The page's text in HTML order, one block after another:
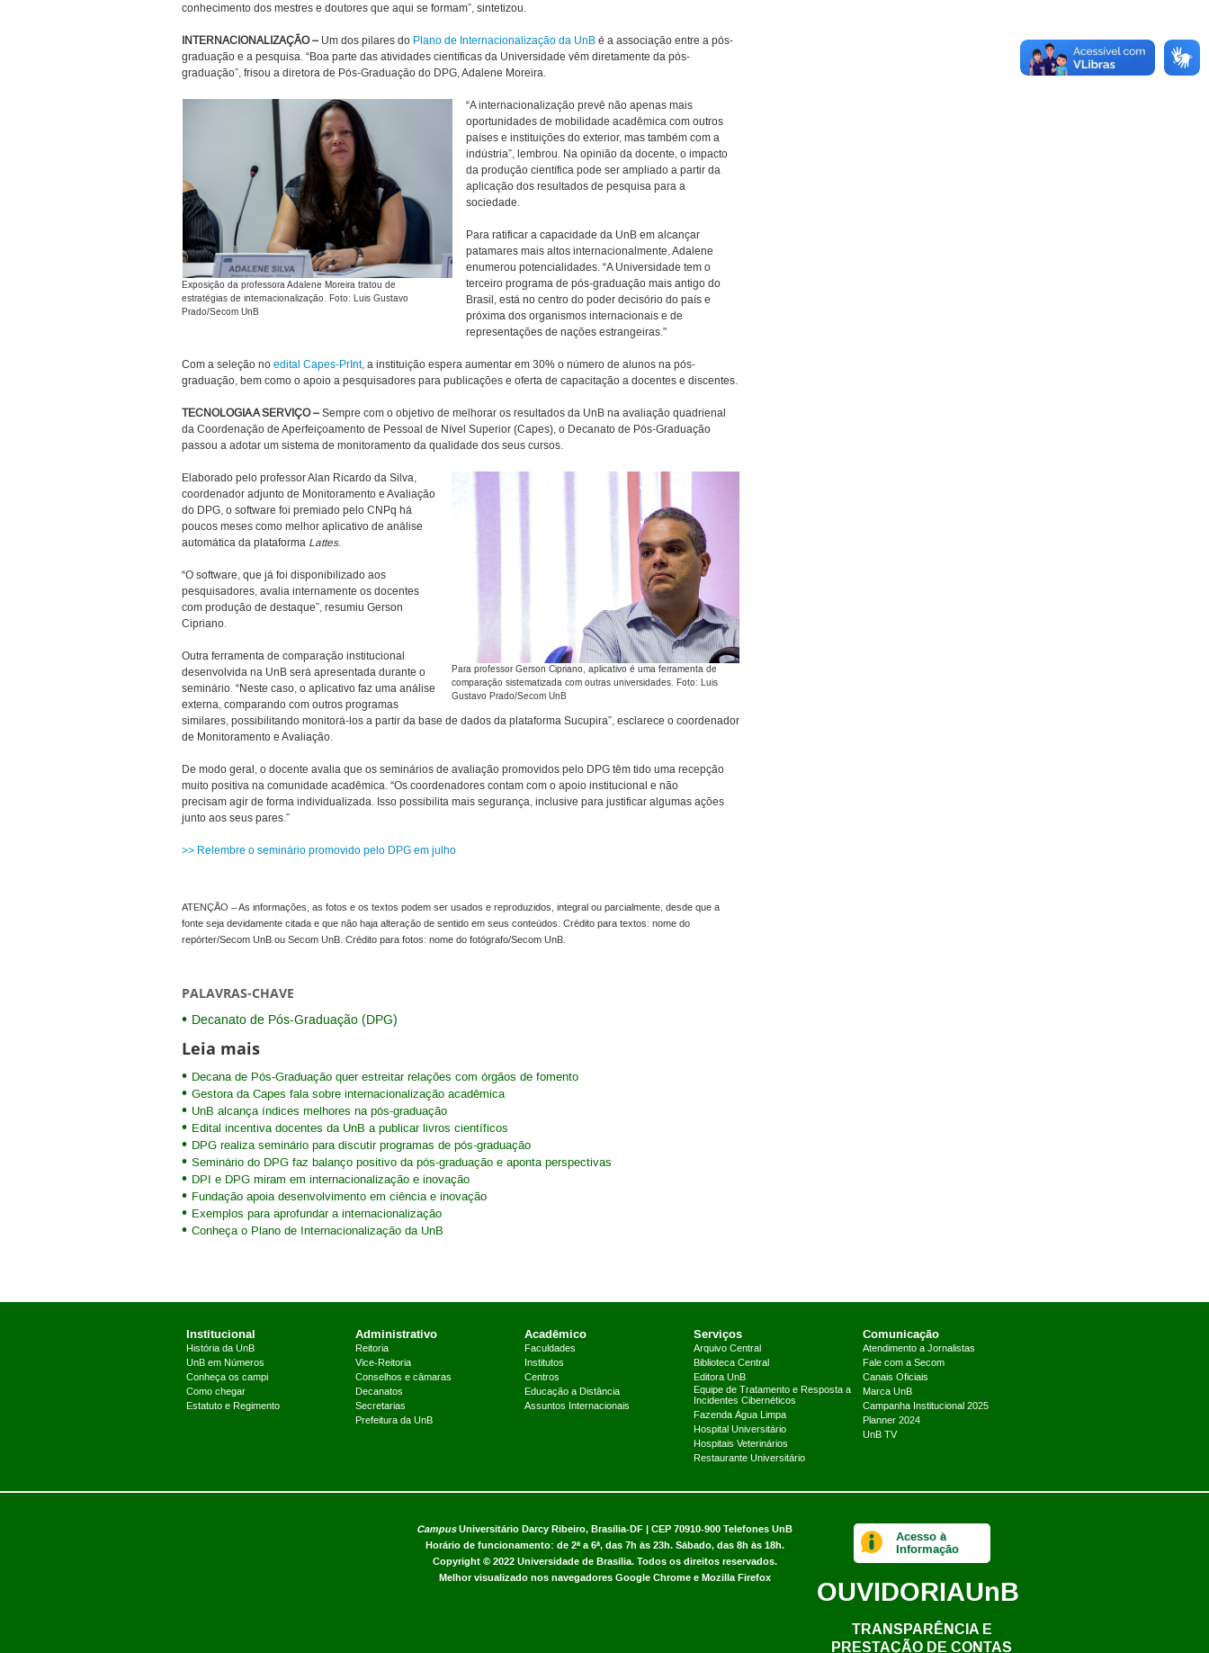
conhecimento dos mestres e doutores que aqui se formam”, sintetizou.
INTERNACIONALIZAÇÃO –Um dos pilares do Plano de Internacionalização da UnB é a associação entre a pós-
graduação e a pesquisa. “Boa parte das atividades científicas da Universidade vêm diretamente da pós-
graduação”, frisou a diretora de Pós-Graduação do DPG, Adalene Moreira.
Exposição da professora Adalene Moreira tratou de
estratégias de internacionalização. Foto: Luis Gustavo
Prado/Secom UnB
“A internacionalização prevê não apenas mais
oportunidades de mobilidade acadêmica com outros
países e instituições do exterior, mas também com a
indústria”, lembrou. Na opinião da docente, o impacto
da produção científica pode ser ampliado a partir da
aplicação dos resultados de pesquisa para a
sociedade.
Para ratificar a capacidade da UnB em alcançar
patamares mais altos internacionalmente, Adalene
enumerou potencialidades. “A Universidade tem o
terceiro programa de pós-graduação mais antigo do
Brasil, está no centro do poder decisório do país e
próxima dos organismos internacionais e de
representações de nações estrangeiras."
Com a seleção no edital Capes-PrInt, a instituição espera aumentar em 30% o número de alunos na pós-
graduação, bem como o apoio a pesquisadores para publicações e oferta de capacitação a docentes e discentes.
TECNOLOGIA A SERVIÇO –Sempre com o objetivo de melhorar os resultados da UnB na avaliação quadrienal
da Coordenação de Aperfeiçoamento de Pessoal de Nível Superior (Capes), o Decanato de Pós-Graduação
passou a adotar um sistema de monitoramento da qualidade dos seus cursos.
Para professor Gerson Cipriano, aplicativo é uma ferramenta de
comparação sistematizada com outras universidades. Foto: Luis
Gustavo Prado/Secom UnB
Elaborado pelo professor Alan Ricardo da Silva,
coordenador adjunto de Monitoramento e Avaliação
do DPG, o software foi premiado pelo CNPq há
poucos meses como melhor aplicativo de análise
automática da plataforma Lattes.
“O software, que já foi disponibilizado aos
pesquisadores, avalia internamente os docentes
com produção de destaque”, resumiu Gerson
Cipriano.
Outra ferramenta de comparação institucional
desenvolvida na UnB será apresentada durante o
seminário. “Neste caso, o aplicativo faz uma análise
externa, comparando com outros programas
similares, possibilitando monitorá-los a partir da base de dados da plataforma Sucupira”, esclarece o coordenador
de Monitoramento e Avaliação.
De modo geral, o docente avalia que os seminários de avaliação promovidos pelo DPG têm tido uma recepção
muito positiva na comunidade acadêmica. “Os coordenadores contam com o apoio institucional e não
precisam agir de forma individualizada. Isso possibilita mais segurança, inclusive para justificar algumas ações
junto aos seus pares.”
>> Relembre o seminário promovido pelo DPG em julho
ATENÇÃO – As informações, as fotos e os textos podem ser usados e reproduzidos, integral ou parcialmente, desde que a
fonte seja devidamente citada e que não haja alteração de sentido em seus conteúdos. Crédito para textos: nome do
repórter/Secom UnB ou Secom UnB. Crédito para fotos: nome do fotógrafo/Secom UnB.
PALAVRAS-CHAVE
Decanato de Pós-Graduação (DPG)
Leia mais
Decana de Pós-Graduação quer estreitar relações com órgãos de fomento
Gestora da Capes fala sobre internacionalização acadêmica
UnB alcança índices melhores na pós-graduação
Edital incentiva docentes da UnB a publicar livros científicos
DPG realiza seminário para discutir programas de pós-graduação
Seminário do DPG faz balanço positivo da pós-graduação e aponta perspectivas
DPI e DPG miram em internacionalização e inovação
Fundação apoia desenvolvimento em ciência e inovação
Exemplos para aprofundar a internacionalização
Conheça o Plano de Internacionalização da UnB
Institucional
História da UnB
UnB em Números
Conheça os campi
Como chegar
Estatuto e Regimento
Administrativo
Reitoria
Vice-Reitoria
Conselhos e câmaras
Decanatos
Secretarias
Prefeitura da UnB
Acadêmico
Faculdades
Institutos
Centros
Educação a Distância
Assuntos Internacionais
Serviços
Arquivo Central
Biblioteca Central
Editora UnB
Equipe de Tratamento e Resposta a
Incidentes Cibernéticos
Fazenda Água Limpa
Hospital Universitário
Hospitais Veterinários
Restaurante Universitário
Comunicação
Atendimento a Jornalistas
Fale com a Secom
Canais Oficiais
Marca UnB
Campanha Institucional 2025
Planner 2024
UnB TV
CampusUniversitário Darcy Ribeiro, Brasília-DF | CEP 70910-900 Telefones UnB
Horário de funcionamento: de 2ª a 6ª, das 7h às 23h. Sábado, das 8h às 18h.
Copyright © 2022 Universidade de Brasília. Todos os direitos reservados.
Melhor visualizado nos navegadores Google Chrome e Mozilla Firefox
Acesso à
Informação
OUVIDORIAUnB
TRANSPARÊNCIA E
PRESTAÇÃO DE CONTAS